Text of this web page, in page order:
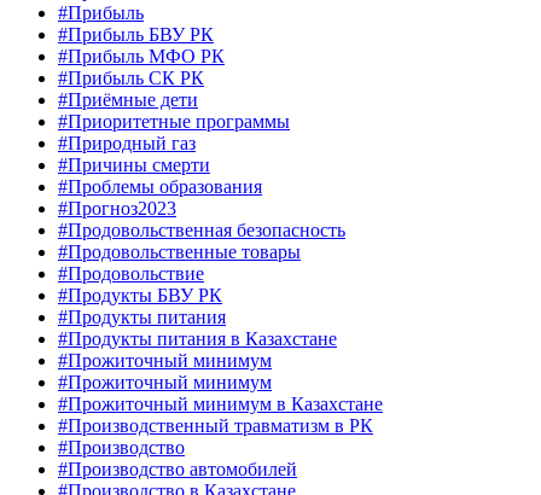
#Прибыль
#Прибыль БВУ РК
#Прибыль МФО РК
#Прибыль СК РК
#Приёмные дети
#Приоритетные программы
#Природный газ
#Причины смерти
#Проблемы образования
#Прогноз2023
#Продовольственная безопасность
#Продовольственные товары
#Продовольствие
#Продукты БВУ РК
#Продукты питания
#Продукты питания в Казахстане
#Прожиточный минимум
#Прожиточный минимум
#Прожиточный минимум в Казахстане
#Производственный травматизм в РК
#Производство
#Производство автомобилей